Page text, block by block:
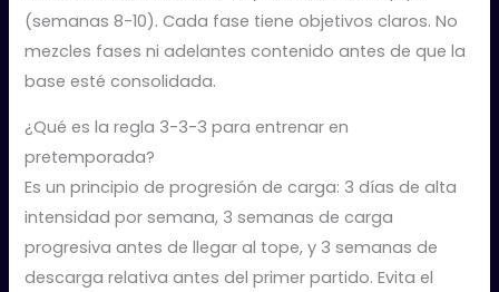
(semanas 8-10). Cada fase tiene objetivos claros. No
mezcles fases ni adelantes contenido antes de que la
base esté consolidada.
¿Qué es la regla 3-3-3 para entrenar en
pretemporada?
Es un principio de progresión de carga: 3 días de alta
intensidad por semana, 3 semanas de carga
progresiva antes de llegar al tope, y 3 semanas de
descarga relativa antes del primer partido. Evita el